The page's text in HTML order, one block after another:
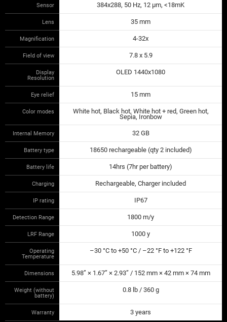
Sensor 384x288, 50 Hz, 12 μm, <18mK
Lens 35 mm
Magnification 4-32x
Field of view 7.8 x 5.9
Display
Resolution
OLED 1440x1080
Eye relief 15 mm
Color modes White hot, Black hot, White hot + red, Green hot,
Sepia, Ironbow
Internal Memory 32 GB
Battery type 18650 rechargeable (qty 2 included)
Battery life 14hrs (7hr per battery)
Charging Rechargeable, Charger included
IP rating IP67
Detection Range 1800 m/y
LRF Range 1000 y
Operating
Temperature
–30 °C to +50 °C / –22 °F to +122 °F
Dimensions 5.98” × 1.67” × 2.93” / 152 mm × 42 mm × 74 mm
Weight (without
battery)
0.8 lb / 360 g
Warranty 3 years